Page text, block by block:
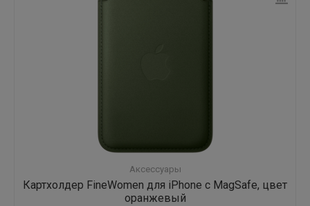
Аксессуары
Картхолдер FineWomen для iPhone с MagSafe, цвет
оранжевый